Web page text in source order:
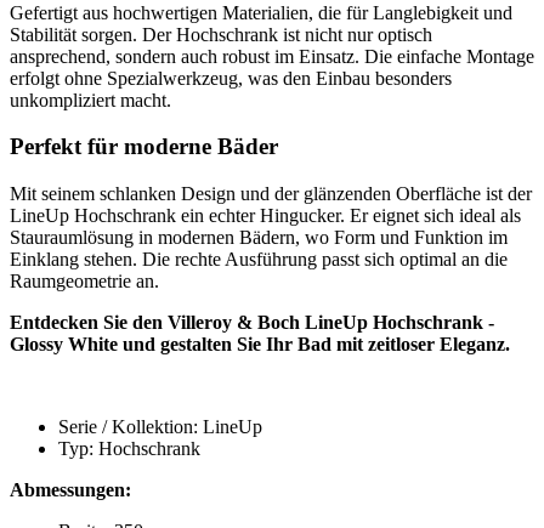
Gefertigt aus hochwertigen Materialien, die für Langlebigkeit und
Stabilität sorgen. Der Hochschrank ist nicht nur optisch
ansprechend, sondern auch robust im Einsatz. Die einfache Montage
erfolgt ohne Spezialwerkzeug, was den Einbau besonders
unkompliziert macht.
Perfekt für moderne Bäder
Mit seinem schlanken Design und der glänzenden Oberfläche ist der
LineUp Hochschrank ein echter Hingucker. Er eignet sich ideal als
Stauraumlösung in modernen Bädern, wo Form und Funktion im
Einklang stehen. Die rechte Ausführung passt sich optimal an die
Raumgeometrie an.
Entdecken Sie den Villeroy & Boch LineUp Hochschrank -
Glossy White und gestalten Sie Ihr Bad mit zeitloser Eleganz.
Serie / Kollektion: LineUp
Typ: Hochschrank
Abmessungen: